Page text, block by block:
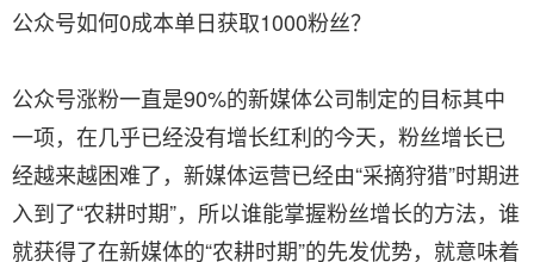
公众号如何0成本单日获取1000粉丝？
公众号涨粉一直是90%的新媒体公司制定的目标其中
一项，在几乎已经没有增长红利的今天，粉丝增长已
经越来越困难了，新媒体运营已经由“采摘狩猎”时期进
入到了“农耕时期”，所以谁能掌握粉丝增长的方法，谁
就获得了在新媒体的“农耕时期”的先发优势，就意味着